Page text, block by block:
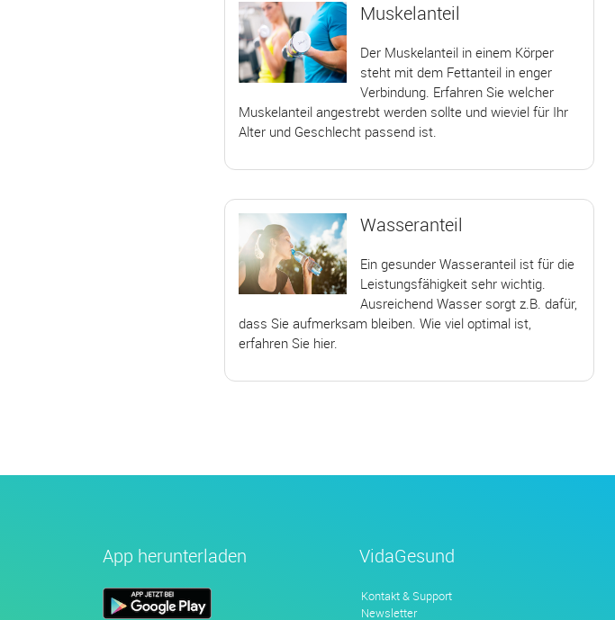
Muskelanteil
Der Muskelanteil in einem Körper
steht mit dem Fettanteil in enger
Verbindung. Erfahren Sie welcher
Muskelanteil angestrebt werden sollte und wieviel für Ihr
Alter und Geschlecht passend ist.
Wasseranteil
Ein gesunder Wasseranteil ist für die
Leistungsfähigkeit sehr wichtig.
Ausreichend Wasser sorgt z.B. dafür,
dass Sie aufmerksam bleiben. Wie viel optimal ist,
erfahren Sie hier.
App herunterladen VidaGesund
Kontakt & Support
Newsletter